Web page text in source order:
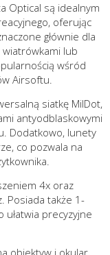
Optical są idealnym
oferując
głównie dla
lub
wśród
Airsoftu.
siatkę MilDot,
antyodblaskowymi
Dodatkowo, lunety
co pozwala na
4x oraz
Posiada także 1-
ułatwia precyzyjne